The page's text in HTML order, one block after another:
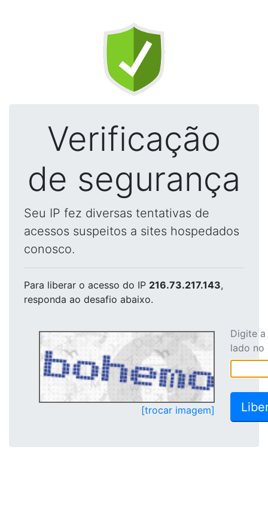
Verificação
de segurança
Seu IP fez diversas tentativas de
acessos suspeitos a sites hospedados
conosco.
Para liberar o acesso do IP 216.73.217.143,
responda ao desafio abaixo.
[trocar imagem]
Digite
lado no